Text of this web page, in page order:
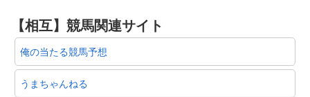
【相互】競馬関連サイト
俺の当たる競馬予想
うまちゃんねる